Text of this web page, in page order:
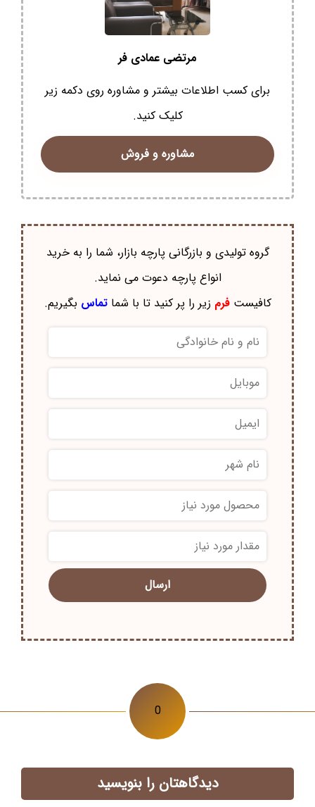
مرتضی عمادی فر
برای کسب اطلاعات بیشتر و مشاوره روی دکمه زیر
کلیک کنید.
مشاوره و فروش
گروه تولیدی و بازرگانی پارچه بازار، شما را به خرید
انواع پارچه دعوت می نماید.
کافیستفرم زیر را پر کنید تا با شماتماس بگیریم.
*
*
0
دیدگاهتان را بنویسید